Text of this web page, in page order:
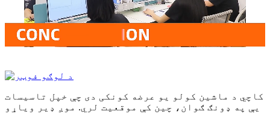
کاچي د ماشین کولو یو عرضه کونکی دی چې خپل تاسیسات
یې په ډونګ ګوان، چین کې موقعیت لري. موږ ډیر ویاړو